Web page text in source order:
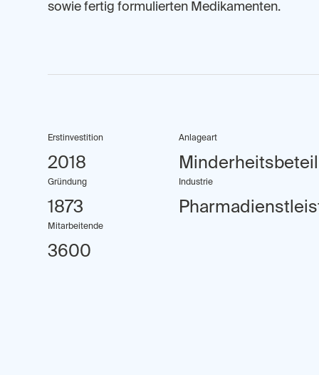
sowie fertig formulierten Medikamenten.
Erstinvestition
2018
Gründung
1873
Mitarbeitende
3600
Anlageart
Industrie